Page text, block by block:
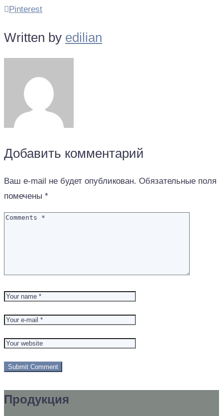
Pinterest
Written by edilian
Добавить комментарий
Ваш e-mail не будет опубликован. Обязательные поля
помечены *
Продукция